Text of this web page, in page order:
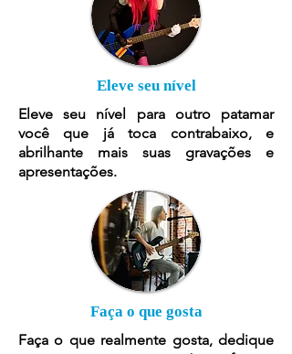
Eleve seu nível
Eleve seu nível para outro patamar
você que já toca contrabaixo, e
abrilhante mais suas gravações e
apresentações.
Faça o que gosta
Faça o que realmente gosta, dedique